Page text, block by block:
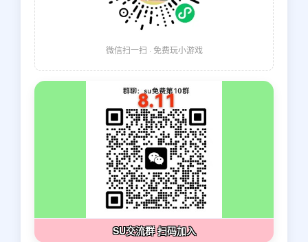
微信扫一扫 · 免费玩小游戏
SU交流群 扫码加入